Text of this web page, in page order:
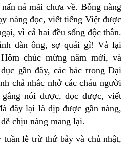
ná mãi chưa về. Bỗng nàng
nàng đọc, viết tiếng Việt được
vì cả hai đều sống độc thân.
đàn ông, sợ quái gì! Vả lại
chúc mừng năm mới, và
gần đây, các bác trong Đại
chả nhắc nhở các cháu người
nói được, đọc được, viết
đây lại là dịp được gần nàng,
chịu nàng mang lại.
lễ trừ thứ bảy và chủ nhật,